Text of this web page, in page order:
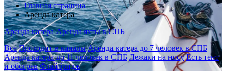
Главная страница
Аренда катера
Аренда катера Аренда яхты в СПБ
Все Проходит в каналы Аренда катера до 7 человек в СПБ
Аренда катера до 11 человек в СПБ Лежаки на носу Есть тент
и обогрев Флайбридж